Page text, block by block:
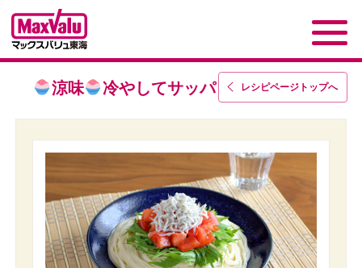
涼味 冷やしてサッパリ一覧レシピページトップへ